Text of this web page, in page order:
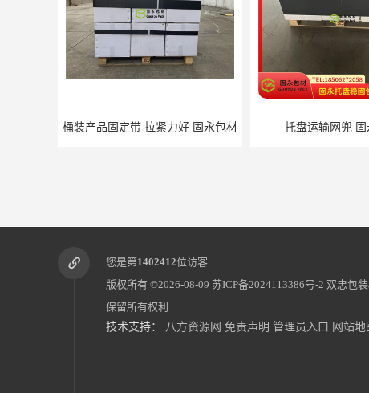
桶装产品固定带 拉紧力好 固永包材 托盘运输网兜
您是第1402412位访客
版权所有 ©2026-08-09 苏ICP备2024113386号-2 双忠包
保留所有权利.
技术支持：
八方资源网 免责声明 管理员入口 网站地